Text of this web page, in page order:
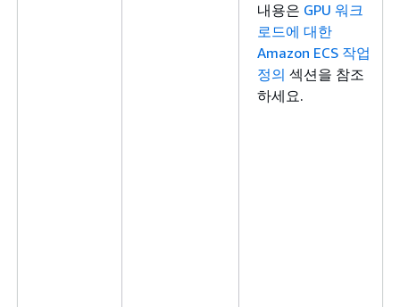
내용은 GPU 워크
로드에 대한
Amazon ECS 작업
정의 섹션을 참조
하세요.